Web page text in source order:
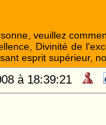
veuillez
Divinité de
esprit supérieur,
à 18:39:21